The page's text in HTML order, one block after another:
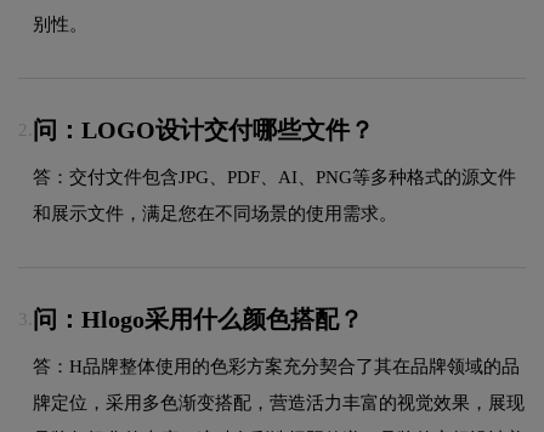
别性。
2. 问：LOGO设计交付哪些文件？
答：交付文件包含JPG、PDF、AI、PNG等多种格式的源文件
和展示文件，满足您在不同场景的使用需求。
3. 问：Hlogo采用什么颜色搭配？
答：H品牌整体使用的色彩方案充分契合了其在品牌领域的品
牌定位，采用多色渐变搭配，营造活力丰富的视觉效果，展现